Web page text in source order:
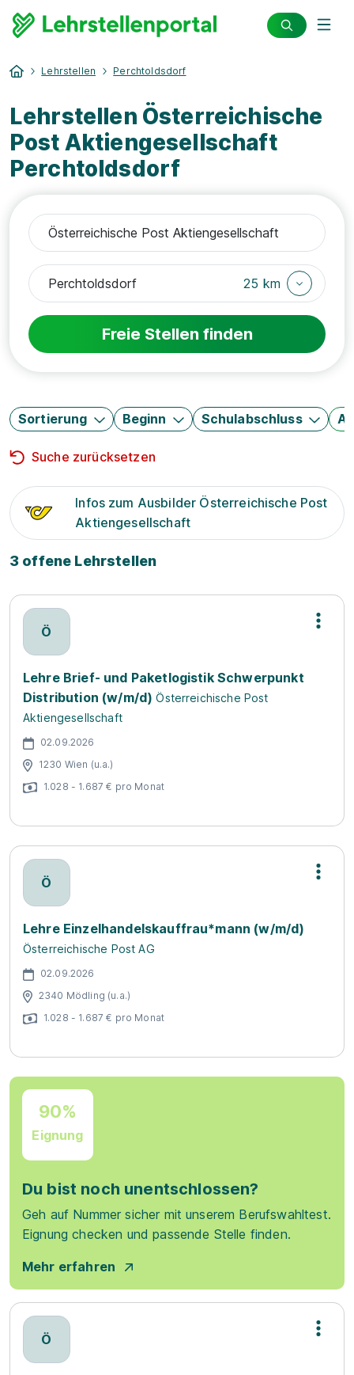
Lehrstellen Perchtoldsdorf
Lehrstellen Österreichische
Post Aktiengesellschaft
Perchtoldsdorf
25 km
Freie Stellen finden
Sortierung Beginn Schulabschluss
Suche zurücksetzen
Infos zum Ausbilder Österreichische Post
Aktiengesellschaft
3 offene Lehrstellen
Ö
Lehre Brief- und Paketlogistik Schwerpunkt
Distribution (w/m/d) Österreichische Post
Aktiengesellschaft
02.09.2026
1230 Wien (u.a.)
1.028 - 1.687 € pro Monat
Ö
Lehre Einzelhandelskauffrau*mann (w/m/d)
Österreichische Post AG
02.09.2026
2340 Mödling (u.a.)
1.028 - 1.687 € pro Monat
90%
Eignung
Du bist noch unentschlossen?
Geh auf Nummer sicher mit unserem Berufswahltest.
Eignung checken und passende Stelle finden.
Mehr erfahren
Ö